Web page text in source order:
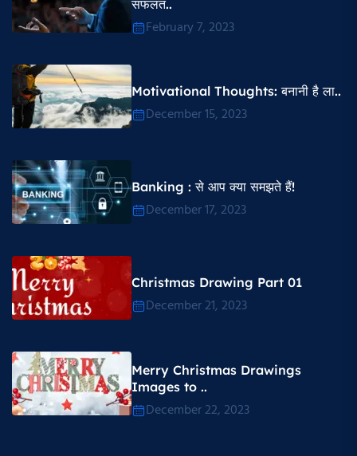
सफलत..
February 7, 2023
Motivational Thoughts​: बनानी है ला..
December 15, 2023
Banking : से आप क्या समझते हैं!
December 17, 2023
Christmas Drawing Part 01
December 21, 2023
Merry Christmas Drawings
Images to ..
December 22, 2023